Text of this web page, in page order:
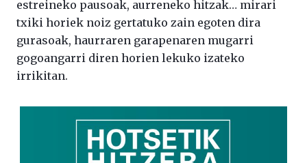
estreineko pausoak, aurreneko hitzak… mirari
txiki horiek noiz gertatuko zain egoten dira
gurasoak, haurraren garapenaren mugarri
gogoangarri diren horien lekuko izateko
irrikitan.